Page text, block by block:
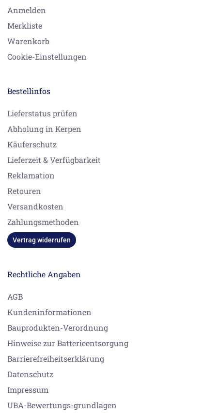
Anmelden
Merkliste
Warenkorb
Cookie-Einstellungen
Bestellinfos
Lieferstatus prüfen
Abholung in Kerpen
Käuferschutz
Lieferzeit & Verfügbarkeit
Reklamation
Retouren
Versandkosten
Zahlungsmethoden
Vertrag widerrufen
Rechtliche Angaben
AGB
Kundeninformationen
Bauprodukten-Verordnung
Hinweise zur Batterieentsorgung
Barrierefreiheitserklärung
Datenschutz
Impressum
UBA-Bewertungs-grundlagen